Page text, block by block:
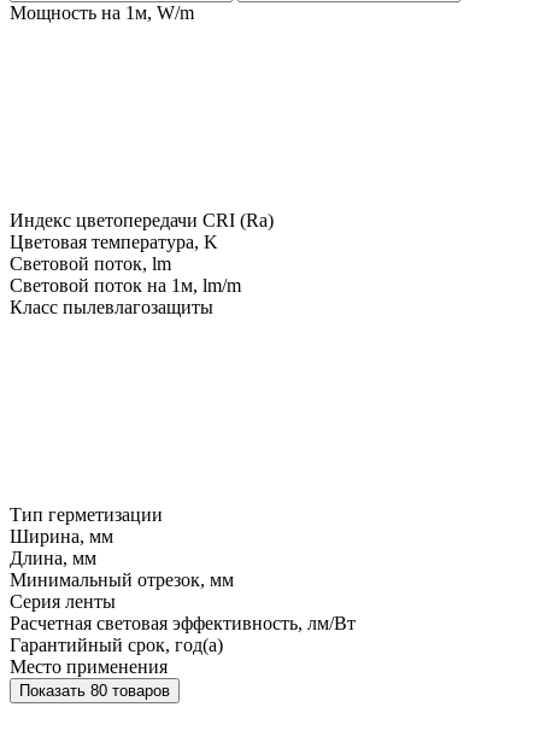
Мощность на 1м, W/m
Индекс цветопередачи CRI (Ra)
Цветовая температура, K
Световой поток, lm
Световой поток на 1м, lm/m
Класс пылевлагозащиты
Тип герметизации
Ширина, мм
Длина, мм
Минимальный отрезок, мм
Серия ленты
Расчетная световая эффективность, лм/Вт
Гарантийный срок, год(а)
Место применения
Показать 80 товаров